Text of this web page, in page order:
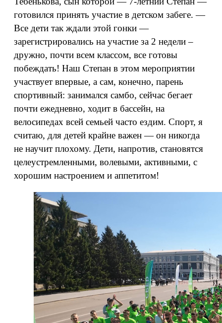
готовился принять участие в детском забеге. —
Все дети так ждали этой гонки —
зарегистрировались на участие за 2 недели –
дружно, почти всем классом, все готовы
побеждать! Наш Степан в этом мероприятии
участвует впервые, а сам, конечно, парень
спортивный: занимался самбо, сейчас бегает
почти ежедневно, ходит в бассейн, на
велосипедах всей семьей часто ездим. Спорт, я
считаю, для детей крайне важен — он никогда
не научит плохому. Дети, напротив, становятся
целеустремленными, волевыми, активными, с
хорошим настроением и аппетитом!